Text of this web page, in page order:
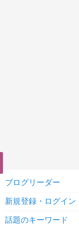
ブログリーダー
新規登録・ログイン
話題のキーワード